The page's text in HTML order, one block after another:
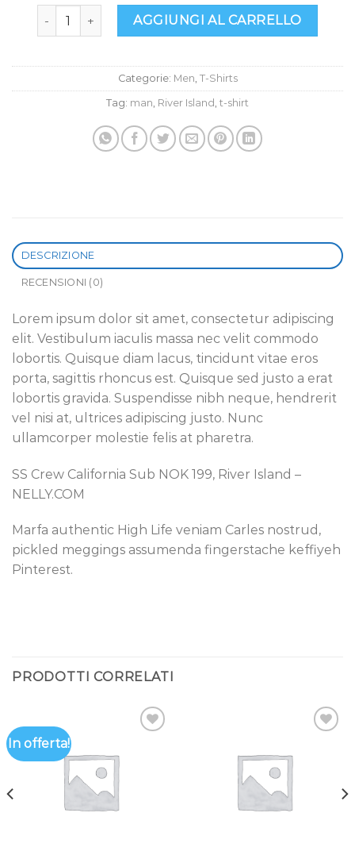
SS Crew California Sub River Island quantità
AGGIUNGI AL CARRELLO
Categorie: Men T-Shirts
Tag: man River Island t-shirt
DESCRIZIONE
RECENSIONI (0)
Lorem ipsum dolor sit amet, consectetur adipiscing
elit. Vestibulum iaculis massa nec velit commodo
lobortis. Quisque diam lacus, tincidunt vitae eros
porta, sagittis rhoncus est. Quisque sed justo a erat
lobortis gravida. Suspendisse nibh neque, hendrerit
vel nisi at, ultrices adipiscing justo. Nunc
ullamcorper molestie felis at pharetra.
SS Crew California Sub NOK 199, River Island –
NELLY.COM
Marfa authentic High Life veniam Carles nostrud,
pickled meggings assumenda fingerstache keffiyeh
Pinterest.
PRODOTTI CORRELATI
In offerta!